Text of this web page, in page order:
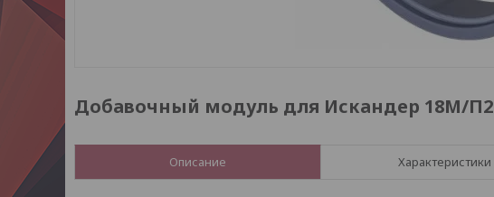
Добавочный модуль для Искандер 18М/П2
Описание Характеристики